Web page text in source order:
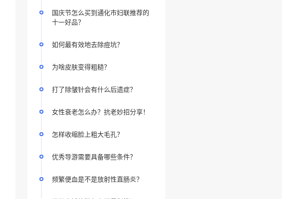
国庆节怎么买到通化市妇联推荐的
十一好品？
如何最有效地去除痘坑？
为啥皮肤变得粗糙？
打了除皱针会有什么后遗症？
女性衰老怎么办？抗老妙招分享！
怎样收缩脸上粗大毛孔？
优秀导游需要具备哪些条件？
频繁便血是不是放射性直肠炎？